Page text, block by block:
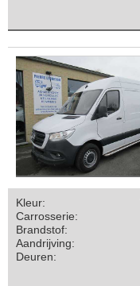
Kleur:
Carrosserie:
Brandstof:
Aandrijving:
Deuren: